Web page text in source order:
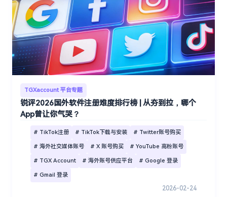
TGXaccount 平台专题
锐评2026国外软件注册难度排行榜 | 从夯到拉，哪个
App曾让你气哭？
# TikTok注册 # TikTok下载与安装 # Twitter账号购买
# 海外社交媒体账号 # X 账号购买 # YouTube 高粉账号
# TGX Account # 海外账号供应平台 # Google 登录
# Gmail 登录
2026-02-24